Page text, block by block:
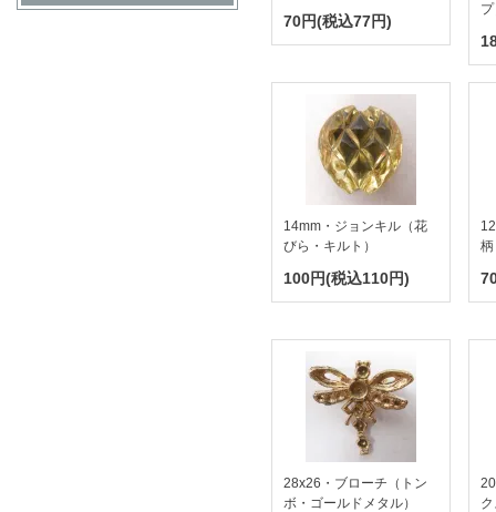
70円(税込77円)
14mm・ジョンキル（花
びら・キルト）
100円(税込110円)
28x26・ブローチ（トン
ボ・ゴールドメタル）